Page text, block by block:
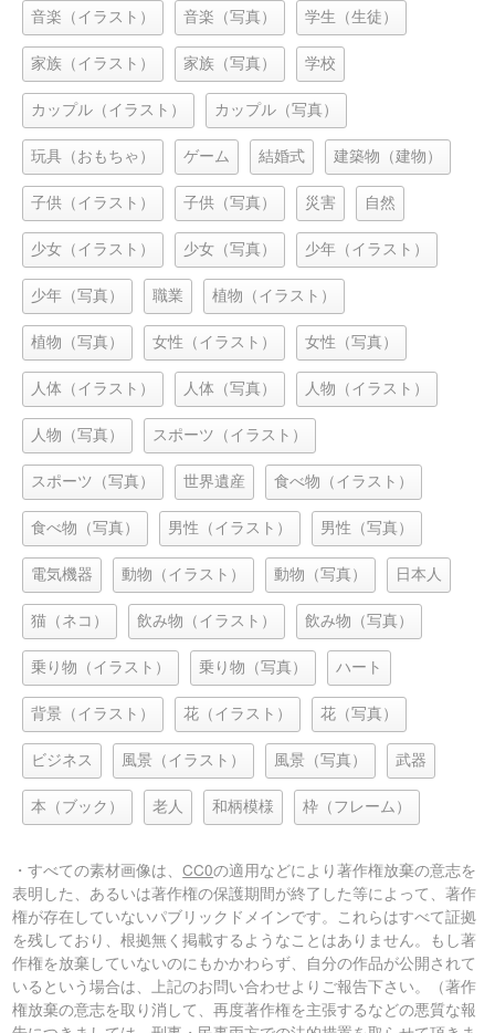
音楽（イラスト） 音楽（写真） 学生（生徒）
家族（イラスト） 家族（写真） 学校
カップル（イラスト） カップル（写真）
玩具（おもちゃ） ゲーム 結婚式 建築物（建物）
子供（イラスト） 子供（写真） 災害 自然
少女（イラスト） 少女（写真） 少年（イラスト）
少年（写真） 職業 植物（イラスト）
植物（写真） 女性（イラスト） 女性（写真）
人体（イラスト） 人体（写真） 人物（イラスト）
人物（写真） スポーツ（イラスト）
スポーツ（写真） 世界遺産 食べ物（イラスト）
食べ物（写真） 男性（イラスト） 男性（写真）
電気機器 動物（イラスト） 動物（写真） 日本人
猫（ネコ） 飲み物（イラスト） 飲み物（写真）
乗り物（イラスト） 乗り物（写真） ハート
背景（イラスト） 花（イラスト） 花（写真）
ビジネス 風景（イラスト） 風景（写真） 武器
本（ブック） 老人 和柄模様 枠（フレーム）
・すべての素材画像は、CC0の適用などにより著作権放棄の意志を
表明した、あるいは著作権の保護期間が終了した等によって、著作
権が存在していないパブリックドメインです。これらはすべて証拠
を残しており、根拠無く掲載するようなことはありません。もし著
作権を放棄していないのにもかかわらず、自分の作品が公開されて
いるという場合は、上記のお問い合わせよりご報告下さい。（著作
権放棄の意志を取り消して、再度著作権を主張するなどの悪質な報